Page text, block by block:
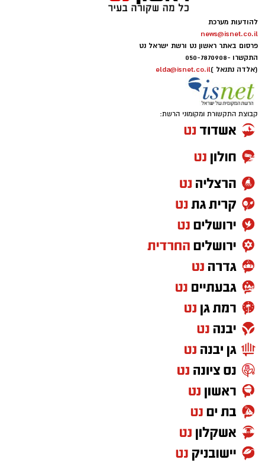
להודעות מערכת
news@isnet.co.il
פרסום באתר ראשון נט ורשת ישראל נט
התקשרו -050-7870908
(אלדה נתנאל )elda@isnet.co.il
קבוצת התקשורת ומקומוני הרשת: